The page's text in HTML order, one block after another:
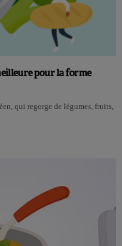
pour la forme
qui regorge de légumes, fruits,